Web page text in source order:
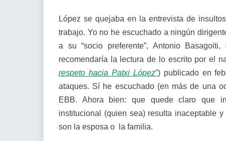
López se quejaba en la entrevista de
trabajo. Yo no he escuchado a ningún
a su “socio preferente”, Antonio
recomendaría la lectura de lo escrito por el
respeto hacia Patxi López”) publicado en
ataques. Sí he escuchado (en más de una
EBB. Ahora bien: que quede claro que
institucional (quien sea) resulta inaceptable
son la esposa o la familia.